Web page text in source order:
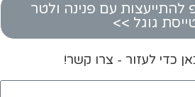
להתייעצות עם פנינה ולטר
גוגל >>
כדי לעזור - צרו קשר!